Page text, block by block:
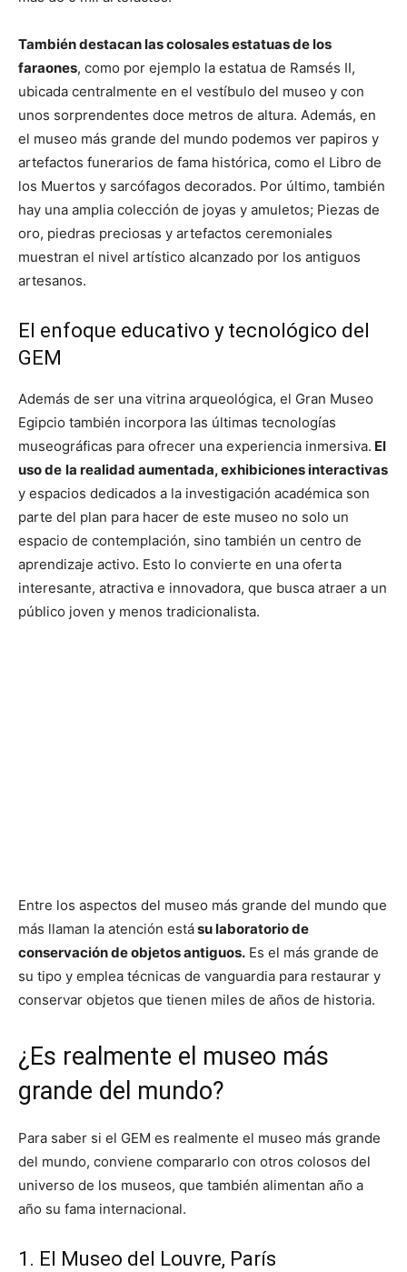
También destacan las colosales estatuas de los
faraones, como por ejemplo la estatua de Ramsés II,
ubicada centralmente en el vestíbulo del museo y con
unos sorprendentes doce metros de altura. Además, en
el museo más grande del mundo podemos ver papiros y
artefactos funerarios de fama histórica, como el Libro de
los Muertos y sarcófagos decorados. Por último, también
hay una amplia colección de joyas y amuletos; Piezas de
oro, piedras preciosas y artefactos ceremoniales
muestran el nivel artístico alcanzado por los antiguos
artesanos.
El enfoque educativo y tecnológico del
GEM
Además de ser una vitrina arqueológica, el Gran Museo
Egipcio también incorpora las últimas tecnologías
museográficas para ofrecer una experiencia inmersiva. El
uso de la realidad aumentada, exhibiciones interactivas
y espacios dedicados a la investigación académica son
parte del plan para hacer de este museo no solo un
espacio de contemplación, sino también un centro de
aprendizaje activo. Esto lo convierte en una oferta
interesante, atractiva e innovadora, que busca atraer a un
público joven y menos tradicionalista.
Entre los aspectos del museo más grande del mundo que
más llaman la atención estásu laboratorio de
conservación de objetos antiguos. Es el más grande de
su tipo y emplea técnicas de vanguardia para restaurar y
conservar objetos que tienen miles de años de historia.
¿Es realmente el museo más
grande del mundo?
Para saber si el GEM es realmente el museo más grande
del mundo, conviene compararlo con otros colosos del
universo de los museos, que también alimentan año a
año su fama internacional.
1. El Museo del Louvre, París